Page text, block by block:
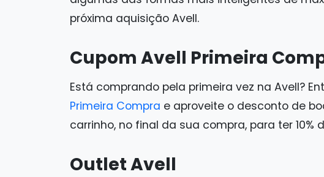
próxima aquisição Avell.
Cupom Avell Primeira
Está comprando pela primeira vez na Avell?
Primeira Compra e aproveite o desconto de
carrinho, no final da sua compra, para ter 10%
Outlet Avell